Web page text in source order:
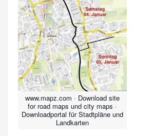
www.mapz.com · Download site
for road maps und city maps ·
Downloadportal für Stadtpläne und
Landkarten